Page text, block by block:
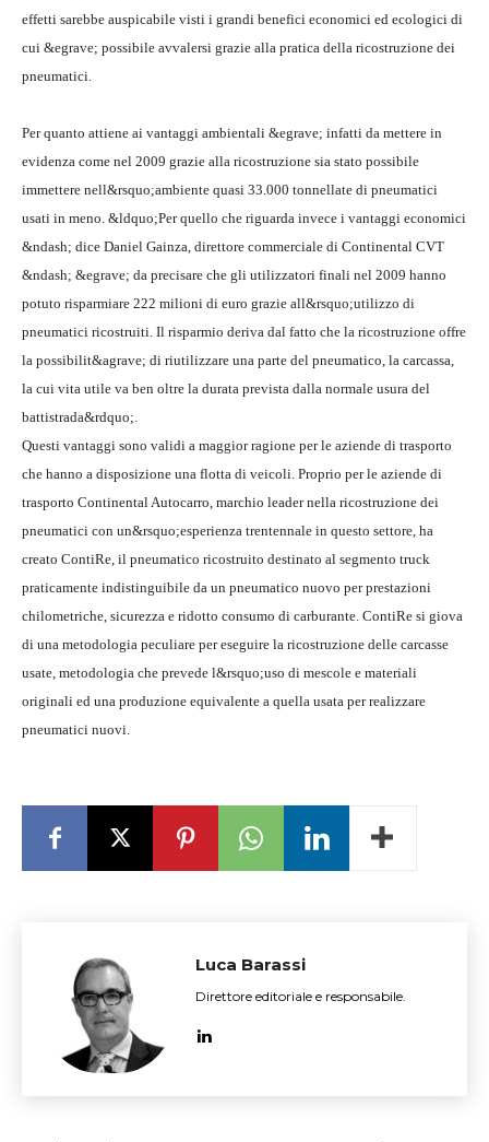
effetti sarebbe auspicabile visti i grandi benefici economici ed ecologici di
cui &egrave; possibile avvalersi grazie alla pratica della ricostruzione dei
pneumatici.
Per quanto attiene ai vantaggi ambientali &egrave; infatti da mettere in
evidenza come nel 2009 grazie alla ricostruzione sia stato possibile
immettere nell&rsquo;ambiente quasi 33.000 tonnellate di pneumatici
usati in meno. &ldquo;Per quello che riguarda invece i vantaggi economici
&ndash; dice Daniel Gainza, direttore commerciale di Continental CVT
&ndash; &egrave; da precisare che gli utilizzatori finali nel 2009 hanno
potuto risparmiare 222 milioni di euro grazie all&rsquo;utilizzo di
pneumatici ricostruiti. Il risparmio deriva dal fatto che la ricostruzione offre
la possibilit&agrave; di riutilizzare una parte del pneumatico, la carcassa,
la cui vita utile va ben oltre la durata prevista dalla normale usura del
battistrada&rdquo;.
Questi vantaggi sono validi a maggior ragione per le aziende di trasporto
che hanno a disposizione una flotta di veicoli. Proprio per le aziende di
trasporto Continental Autocarro, marchio leader nella ricostruzione dei
pneumatici con un&rsquo;esperienza trentennale in questo settore, ha
creato ContiRe, il pneumatico ricostruito destinato al segmento truck
praticamente indistinguibile da un pneumatico nuovo per prestazioni
chilometriche, sicurezza e ridotto consumo di carburante. ContiRe si giova
di una metodologia peculiare per eseguire la ricostruzione delle carcasse
usate, metodologia che prevede l&rsquo;uso di mescole e materiali
originali ed una produzione equivalente a quella usata per realizzare
pneumatici nuovi.
Luca Barassi
Direttore editoriale e responsabile.